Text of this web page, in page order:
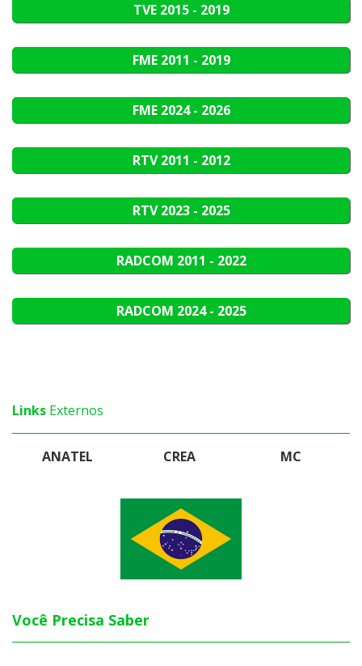
TVE 2015 - 2019
FME 2011 - 2019
FME 2024 - 2026
RTV2011 - 2012
RTV2023 - 2025
RADCOM 2011 - 2022
RADCOM 2024 - 2025
Links Externos
ANATEL CREA MC
Você Precisa Saber